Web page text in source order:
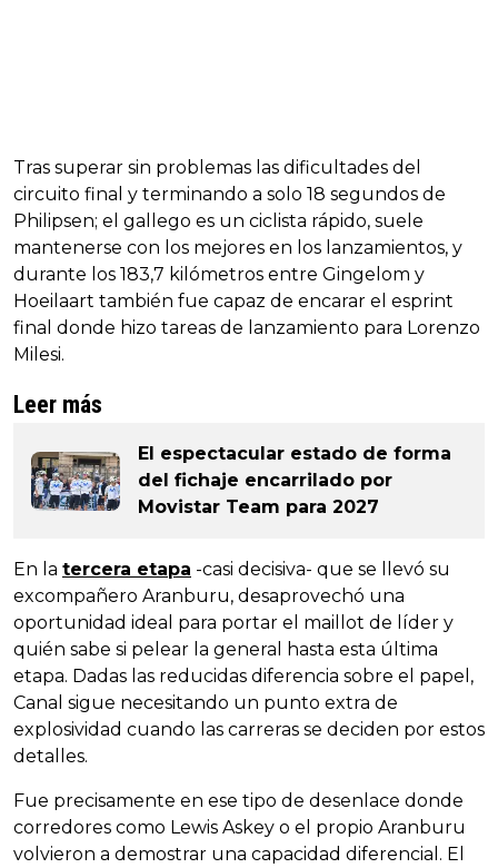
Tras superar sin problemas las dificultades del
circuito final y terminando a solo 18 segundos de
Philipsen; el gallego es un ciclista rápido, suele
mantenerse con los mejores en los lanzamientos, y
durante los 183,7 kilómetros entre Gingelom y
Hoeilaart también fue capaz de encarar el esprint
final donde hizo tareas de lanzamiento para Lorenzo
Milesi.
Leer más
El espectacular estado de forma
del fichaje encarrilado por
Movistar Team para 2027
En la tercera etapa -casi decisiva- que se llevó su
excompañero Aranburu, desaprovechó una
oportunidad ideal para portar el maillot de líder y
quién sabe si pelear la general hasta esta última
etapa. Dadas las reducidas diferencia sobre el papel,
Canal sigue necesitando un punto extra de
explosividad cuando las carreras se deciden por estos
detalles.
Fue precisamente en ese tipo de desenlace donde
corredores como Lewis Askey o el propio Aranburu
volvieron a demostrar una capacidad diferencial. El